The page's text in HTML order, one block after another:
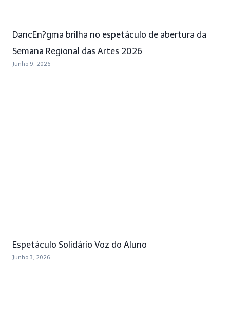
DancEn?gma brilha no espetáculo de abertura da
Semana Regional das Artes 2026
Junho 9, 2026
Espetáculo Solidário Voz do Aluno
Junho 3, 2026